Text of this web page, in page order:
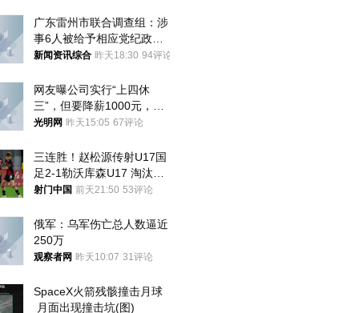
广东雷州市联合调查组：涉
事6人被给予相应党纪政务
处分和组织处理
新闻资讯综合 昨天18:30 94评论
网友曝公司实行“上四休
三”，但要降薪1000元，不
接受只能辞职
光明网 昨天15:05 67评论
三连胜！赵松源传射U17国
足2-1勒沃库森U17 淘汰赛
将战河床
射门中国 前天21:50 53评论
俄军：乌军伤亡总人数逼近
250万
观察者网 昨天10:07 31评论
SpaceX火箭残骸撞击月球
月面出现撞击坑(图)